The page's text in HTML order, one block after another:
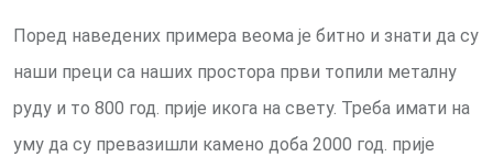
Поред наведених примера веома је битно и знати да су
наши преци са наших простора први топили металну
руду и то 800 год. прије икога на свету. Треба имати на
уму да су превазишли камено доба 2000 год. прије